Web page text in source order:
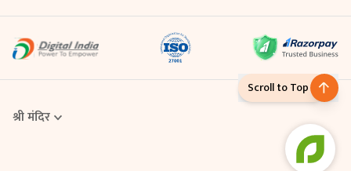
श्री मंदिर
Online Puja एक डिजिटल सेवा है, जिसके माध्यम से आप घर बैठे ही मंदिर में विधि-
विधान से पूजा करवा सकते हैं। Sri Mandir App से आप अपनी श्रद्धा के अनुसार
Scroll to Top